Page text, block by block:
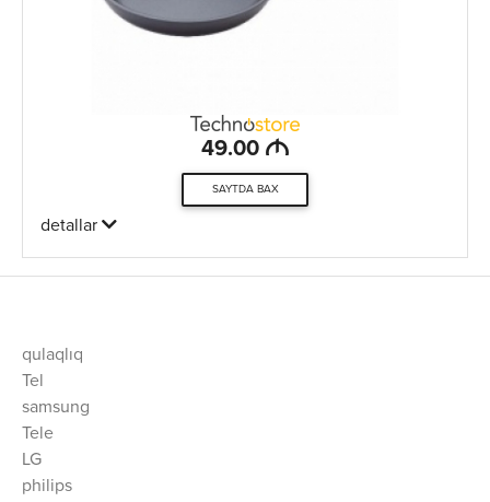
49.00 M
SAYTDA BAX
detallar
qulaqlıq
Tel
samsung
Tele
LG
philips